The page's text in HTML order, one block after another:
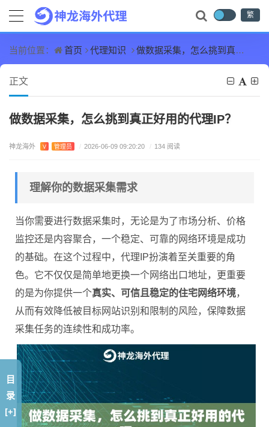
繁
当前位置： 首页 代理知识 做数据采集，怎么挑到真正好用的代理IP？
正文
做数据采集，怎么挑到真正好用的代理IP？
神龙海外 V 管理员 / 2026-06-09 09:20:20 / 134 阅读
理解你的数据采集需求
当你需要进行数据采集时，无论是为了市场分析、价格
监控还是内容聚合，一个稳定、可靠的网络环境是成功
的基础。在这个过程中，代理IP扮演着至关重要的角
色。它不仅仅是简单地更换一个网络出口地址，更重要
的是为你提供一个真实、可信且稳定的住宅网络环境，
从而有效降低被目标网站识别和限制的风险，保障数据
采集任务的连续性和成功率。
目
录
[+]